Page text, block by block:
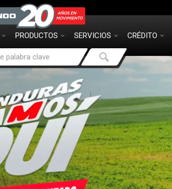
PRODUCTOS SERVICIOS CRÉDITO